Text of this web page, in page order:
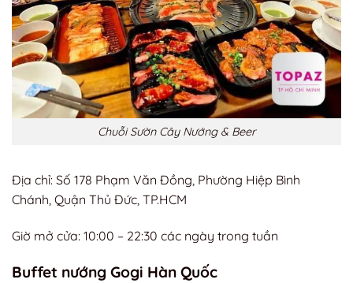
Chuỗi Sườn Cây Nướng & Beer
Địa chỉ: Số 178 Phạm Văn Đồng, Phường Hiệp Bình
Chánh, Quận Thủ Đức, TP.HCM
Giờ mở cửa: 10:00 – 22:30 các ngày trong tuần
Buffet nướng Gogi Hàn Quốc